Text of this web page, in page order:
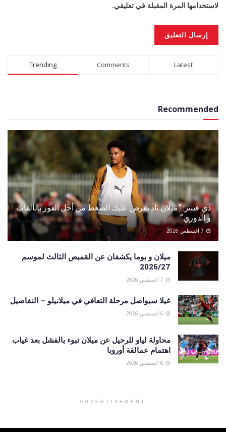
لاستخدامها المرة المقبلة في تعليقي.
Alternative:
Trending Comments Latest
Recommended
دي فينتر: “ميلان ناد يفرض عليك الضغط من أجل الفوز بالألقاب
و الدوري”
ميلان و بوما يكشفان عن القميص الثالث لموسم
2026/27
غيلا سيواصل مرحلة التعافي في ميلانيلو – التفاصيل
محاولة لياو للرحيل عن ميلان تبوء بالفشل بعد غياب
اهتمام عمالقة أوروبا
ADVERTISEMENT